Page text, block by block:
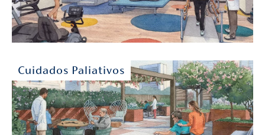
Cuidados Paliativos